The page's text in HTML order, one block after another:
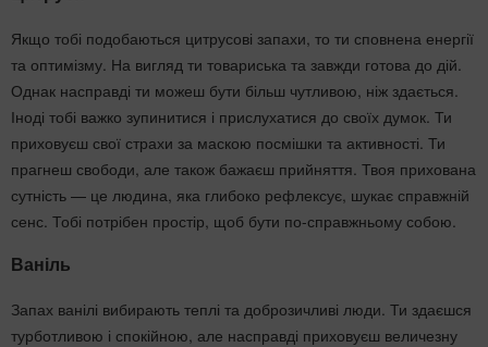
Якщо тобі подобаються цитрусові запахи, то ти сповнена енергії
та оптимізму. На вигляд ти товариська та завжди готова до дій.
Однак насправді ти можеш бути більш чутливою, ніж здається.
Іноді тобі важко зупинитися і прислухатися до своїх думок. Ти
приховуєш свої страхи за маскою посмішки та активності. Ти
прагнеш свободи, але також бажаєш прийняття. Твоя прихована
сутність — це людина, яка глибоко рефлексує, шукає справжній
сенс. Тобі потрібен простір, щоб бути по-справжньому собою.
Ваніль
Запах ванілі вибирають теплі та доброзичливі люди. Ти здаєшся
турботливою і спокійною, але насправді приховуєш величезну